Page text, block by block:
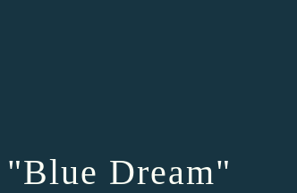
Dream"